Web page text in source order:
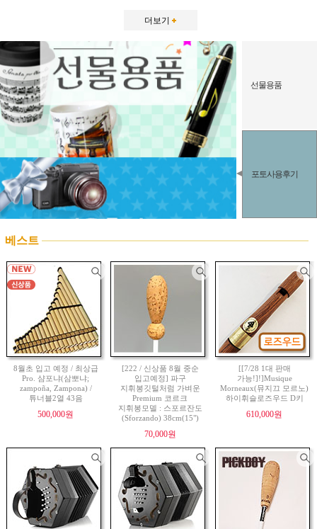
더보기
선물용품
포토사용후기
베스트
8월초 입고 예정 / 최상급
Pro. 샴포냐(삼뽀냐;
zampoña, Zampona) /
튜너블2열 43음
500,000원
[222 / 신상품 8월 중순
입고예정] 파구
지휘봉깃털처럼 가벼운
Premium 코르크
지휘봉모델 : 스포르잔도
(Sforzando) 38cm(15")
70,000원
[[7/28 1대 판매
가능!]!]Musique
Morneaux(뮤지끄 모르노)
하이휘슬로즈우드 D키
610,000원